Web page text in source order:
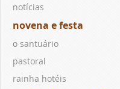
notícias
novena e festa
o santuário
pastoral
rainha hotéis